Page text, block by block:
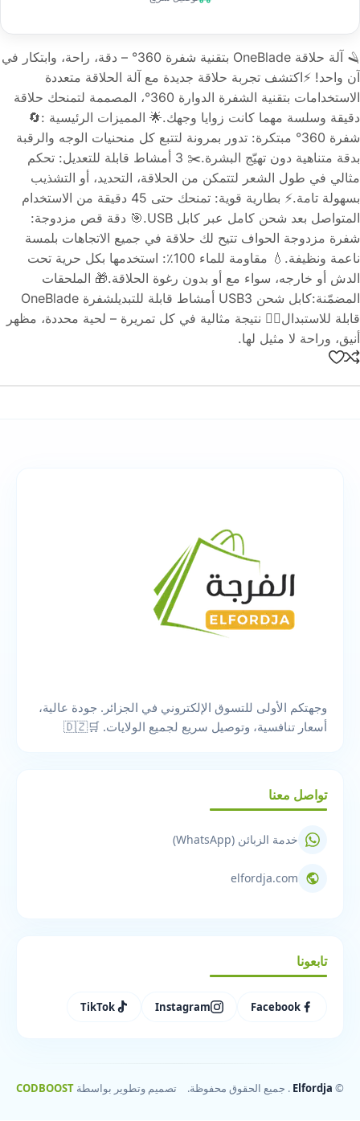
🪒 آلة حلاقة OneBlade بتقنية شفرة 360° – دقة، راحة، وابتكار في
آن واحد! ⚡اكتشف تجربة حلاقة جديدة مع آلة الحلاقة متعددة
الاستخدامات بتقنية الشفرة الدوارة 360°، المصممة لتمنحك حلاقة
دقيقة وسلسة مهما كانت زوايا وجهك.🌟 المميزات الرئيسية :🔄
شفرة 360° مبتكرة: تدور بمرونة لتتبع كل منحنيات الوجه والرقبة
بدقة متناهية دون تهيّج البشرة.✂️ 3 أمشاط قابلة للتعديل: تحكم
مثالي في طول الشعر لتتمكن من الحلاقة، التحديد، أو التشذيب
بسهولة تامة.⚡ بطارية قوية: تمنحك حتى 45 دقيقة من الاستخدام
المتواصل بعد شحن كامل عبر كابل USB.🎯 دقة قص مزدوجة:
شفرة مزدوجة الحواف تتيح لك حلاقة في جميع الاتجاهات بلمسة
ناعمة ونظيفة.💧 مقاومة للماء 100٪: استخدمها بكل حرية تحت
الدش أو خارجه، سواء مع أو بدون رغوة الحلاقة.🎁 الملحقات
المضمّنة:كابل شحن USB3 أمشاط قابلة للتبديلشفرة OneBlade
قابلة للاستبدال🧔‍♂️ نتيجة مثالية في كل تمريرة – لحية محددة، مظهر
أنيق، وراحة لا مثيل لها.
وجهتكم الأولى للتسوق الإلكتروني في الجزائر. جودة عالية،
أسعار تنافسية، وتوصيل سريع لجميع الولايات. 🛒🇩🇿
تواصل معنا
خدمة الزبائن (WhatsApp)
elfordja.com
تابعونا
Facebook
Instagram
TikTok
©
Elfordja . جميع الحقوق محفوظة. تصميم وتطوير بواسطة CODBOOST